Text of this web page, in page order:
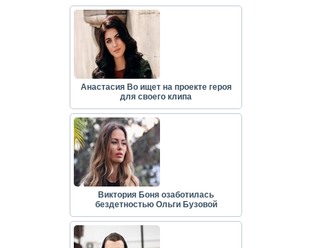
Анастасия Во ищет на проекте героя
для своего клипа
Виктория Боня озаботилась
бездетностью Ольги Бузовой